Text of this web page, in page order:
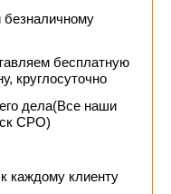
бесплатную
круглосуточно
дела(Все наши
СРО)
каждому клиенту